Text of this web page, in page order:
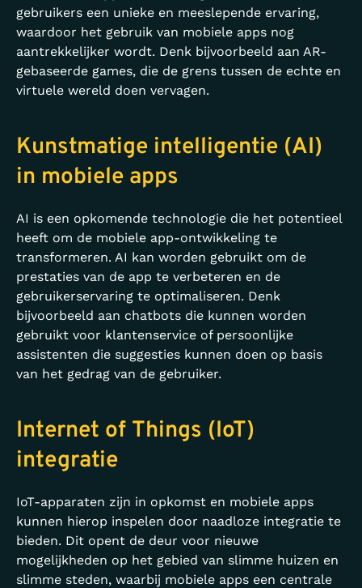
gebruikers een unieke en meeslepende ervaring,
waardoor het gebruik van mobiele apps nog
aantrekkelijker wordt. Denk bijvoorbeeld aan AR-
gebaseerde games, die de grens tussen de echte en
virtuele wereld doen vervagen.
Kunstmatige intelligentie (AI)
in mobiele apps
AI is een opkomende technologie die het potentieel
heeft om de mobiele app-ontwikkeling te
transformeren. AI kan worden gebruikt om de
prestaties van de app te verbeteren en de
gebruikerservaring te optimaliseren. Denk
bijvoorbeeld aan chatbots die kunnen worden
gebruikt voor klantenservice of persoonlijke
assistenten die suggesties kunnen doen op basis
van het gedrag van de gebruiker.
Internet of Things (IoT)
integratie
IoT-apparaten zijn in opkomst en mobiele apps
kunnen hierop inspelen door naadloze integratie te
bieden. Dit opent de deur voor nieuwe
mogelijkheden op het gebied van slimme huizen en
slimme steden, waarbij mobiele apps een centrale